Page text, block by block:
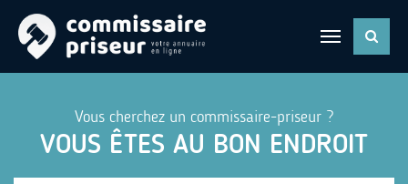
Vous cherchez un commissaire-priseur ?
VOUS ÊTES AU BON ENDROIT